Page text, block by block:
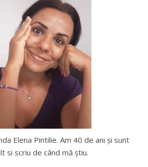
Elena Pintilie. Am 40 de ani şi sunt
si scriu de când mă ştiu.